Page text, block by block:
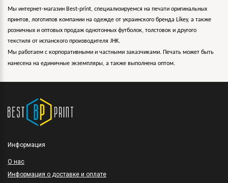
Мы интернет-магазин Best-print, специализируемся на печати оригинальных
принтов, логотипов компании на одежде от украинского бренда Likey, а также
розничных и оптовых продаж однотонных футболок, толстовок и другого
текстиля от испанского производителя JHK.
Мы работаем с корпоративными и частными заказчиками. Печать может быть
нанесена на единичные экземпляры, а также выполнена оптом.
Информация
O нас
Информация о доставке и оплате